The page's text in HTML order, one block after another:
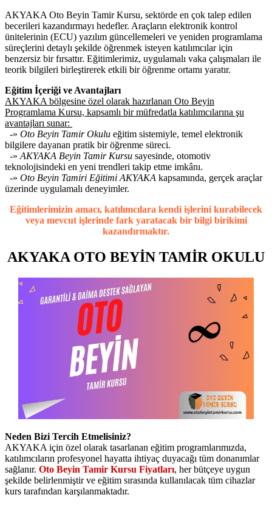
AKYAKA Oto Beyin Tamir Kursu, sektörde en çok talep edilen
becerileri kazandırmayı hedefler. Araçların elektronik kontrol
ünitelerinin (ECU) yazılım güncellemeleri ve yeniden programlama
süreçlerini detaylı şekilde öğrenmek isteyen katılımcılar için
benzersiz bir fırsattır. Eğitimlerimiz, uygulamalı vaka çalışmaları ile
teorik bilgileri birleştirerek etkili bir öğrenme ortamı yaratır.
Eğitim İçeriği ve Avantajları
AKYAKA bölgesine özel olarak hazırlanan Oto Beyin
Programlama Kursu, kapsamlı bir müfredatla katılımcılarına şu
avantajları sunar:
-» Oto Beyin Tamir Okulu eğitim sistemiyle, temel elektronik
bilgilere dayanan pratik bir öğrenme süreci.
-» AKYAKA Beyin Tamir Kursu sayesinde, otomotiv
teknolojisindeki en yeni trendleri takip etme imkânı.
-» Oto Beyin Tamiri Eğitimi AKYAKA kapsamında, gerçek araçlar
üzerinde uygulamalı deneyimler.
Eğitimlerimizin amacı, katılımcılara kendi işlerini kurabilecek
veya mevcut işlerinde fark yaratacak bir bilgi birikimi
kazandırmaktır.
AKYAKA OTO BEYİN TAMİR OKULU
Neden Bizi Tercih Etmelisiniz?
AKYAKA için özel olarak tasarlanan eğitim programlarımızda,
katılımcıların profesyonel hayatta ihtiyaç duyacağı tüm donanımlar
sağlanır. Oto Beyin Tamir Kursu Fiyatları, her bütçeye uygun
şekilde belirlenmiştir ve eğitim sırasında kullanılacak tüm cihazlar
kurs tarafından karşılanmaktadır.